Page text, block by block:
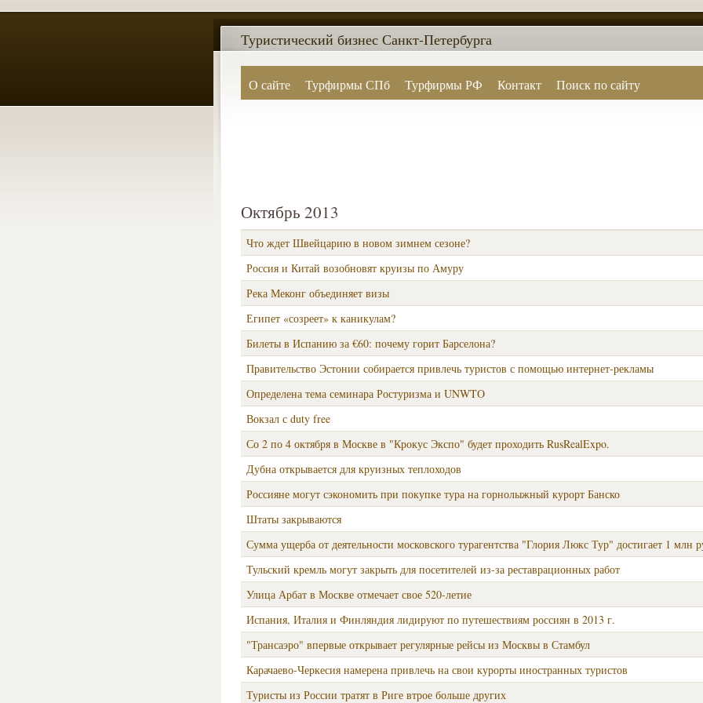
О сайте Турфирмы СПб Турфирмы РФ Контакт Поиск по сайту
Туристический бизнес Санкт-Петербурга
Октябрь 2013
Что ждет Швейцарию в новом зимнем сезоне?
Россия и Китай возобновят круизы по Амуру
Река Меконг объединяет визы
Египет «созреет» к каникулам?
Билеты в Испанию за €60: почему горит Барселона?
Правительство Эстонии собирается привлечь туристов с помощью интернет-рекламы
Определена тема семинара Ростуризма и UNWTO
Вокзал с duty free
Со 2 по 4 октября в Москве в "Крокус Экспо" будет проходить RusRealExpo.
Дубна открывается для круизных теплоходов
Россияне могут сэкономить при покупке тура на горнолыжный курорт Банско
Штаты закрываются
Сумма ущерба от деятельности московского турагентства "Глория Люкс Тур" достигает 1 млн
Тульский кремль могут закрыть для посетителей из-за реставрационных работ
Улица Арбат в Москве отмечает свое 520-летие
Испания, Италия и Финляндия лидируют по путешествиям россиян в 2013 г.
"Трансаэро" впервые открывает регулярные рейсы из Москвы в Стамбул
Карачаево-Черкесия намерена привлечь на свои курорты иностранных туристов
Туристы из России тратят в Риге втрое больше других